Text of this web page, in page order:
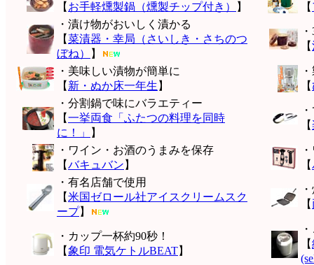
【 お手軽燻製鍋（燻製チップ付き） 】
【
・漬け物がおいしく漬かる
【菜漬器・幸局（さいしき・さちのつ
ぼね）
】
【
・美味しい漬物が簡単に
【 新・ぬか床一年生 】
【
・分割鍋で味にバラエティー
【一挙両食「ふたつの料理を同時
に！」
】
【
・ワイン・お酒のうまみを保存
【バキュバン 】
【
・有名店舗で使用
【米国ゼロール社アイスクリームスク
ープ】
【
・カップ一杯約90秒！
【象印 電気ケトルBEAT】
【